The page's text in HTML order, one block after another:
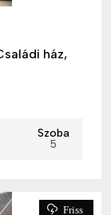
ház,
Szoba
5
Friss